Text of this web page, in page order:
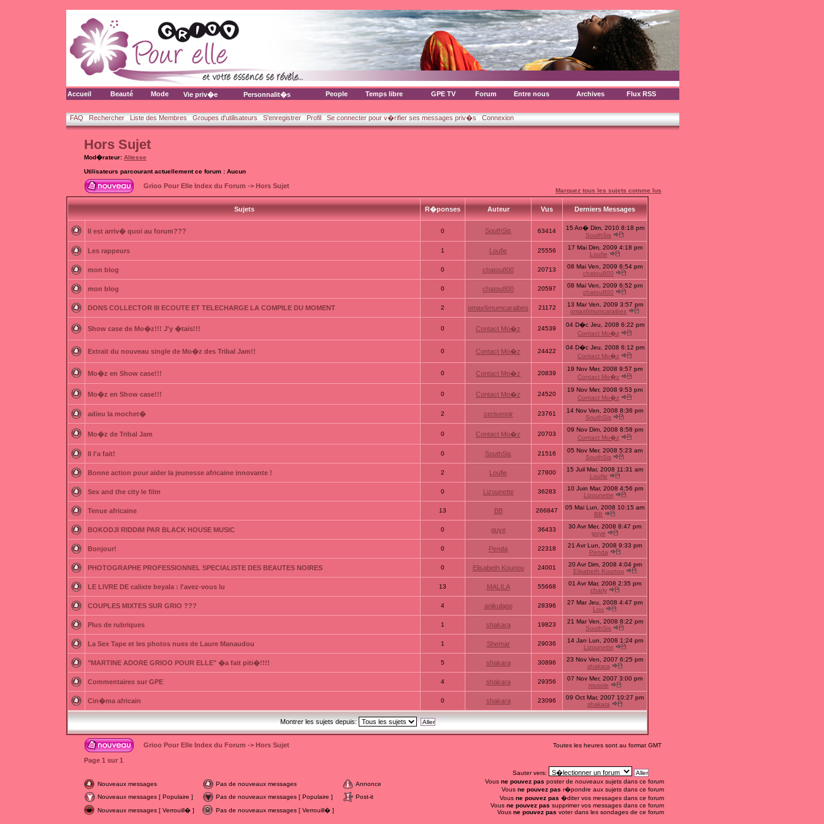
Accueil Beauté Mode Vie priv�e Personnalit�s People Temps libre GPE TV Forum Entre nous Archives Flux RSS
FAQ Rechercher Liste des Membres Groupes d'utilisateurs S'enregistrer Profil Se connecter pour v�rifier ses messages priv�s Connexion
Hors Sujet
Mod�rateur: Altesse
Utilisateurs parcourant actuellement ce forum : Aucun
Grioo Pour Elle Index du Forum -> Hors Sujet
Marquez tous les sujets comme lus
Sujets R�ponses Auteur Vus Derniers Messages
Il est arriv� quoi au forum??? 0 SouthSis 63414
15 Ao� Dim, 2010 8:18 pm
SouthSis
Les rappeurs 1 Loufie 25556
17 Mai Dim, 2009 4:18 pm
Loufie
mon blog 0 chatou800 20713
08 Mai Ven, 2009 6:54 pm
chatou800
mon blog 0 chatou800 20597
08 Mai Ven, 2009 6:52 pm
chatou800
DONS COLLECTOR III ECOUTE ET TELECHARGE LA COMPILE DU MOMENT 2 omax6mumcaraibes 21172
13 Mar Ven, 2009 3:57 pm
omax6mumcaraibes
Show case de Mo�z!!! J'y �tais!!! 0 Contact Mo�z 24539
04 D�c Jeu, 2008 6:22 pm
Contact Mo�z
Extrait du nouveau single de Mo�z des Tribal Jam!! 0 Contact Mo�z 24422
04 D�c Jeu, 2008 6:12 pm
Contact Mo�z
Mo�z en Show case!!! 0 Contact Mo�z 20839
19 Nov Mer, 2008 9:57 pm
Contact Mo�z
Mo�z en Show case!!! 0 Contact Mo�z 24520
19 Nov Mer, 2008 9:53 pm
Contact Mo�z
adieu la mochet� 2 cerisenoir 23761
14 Nov Ven, 2008 8:36 pm
SouthSis
Mo�z de Tribal Jam 0 Contact Mo�z 20703
09 Nov Dim, 2008 8:58 pm
Contact Mo�z
Il l'a fait! 0 SouthSis 21516
05 Nov Mer, 2008 5:23 am
SouthSis
Bonne action pour aider la jeunesse africaine innovante ! 2 Loufie 27800
15 Juil Mar, 2008 11:31 am
Loufie
Sex and the city le film 0 Lizounette 36283
10 Juin Mar, 2008 4:56 pm
Lizounette
Tenue africaine 13 BB 266847
05 Mai Lun, 2008 10:15 am
BB
BOKODJI RIDDIM PAR BLACK HOUSE MUSIC 0 guye 36433
30 Avr Mer, 2008 8:47 pm
guye
Bonjour! 0 Penda 22318
21 Avr Lun, 2008 9:33 pm
Penda
PHOTOGRAPHE PROFESSIONNEL SPECIALISTE DES BEAUTES NOIRES 0 Elisabeth Kounou 24001
20 Avr Dim, 2008 4:04 pm
Elisabeth Kounou
LE LIVRE DE calixte beyala : l'avez-vous lu 13 MALILA 55668
01 Avr Mar, 2008 2:35 pm
charly
COUPLES MIXTES SUR GRIO ??? 4 anikulapo 28396
27 Mar Jeu, 2008 4:47 pm
Lou
Plus de rubriques 1 shakara 19823
21 Mar Ven, 2008 8:22 pm
SouthSis
La Sex Tape et les photos nues de Laure Manaudou 1 Shemar 29036
14 Jan Lun, 2008 1:24 pm
Lizounette
"MARTINE ADORE GRIOO POUR ELLE" �a fait piti�!!!! 5 shakara 30896
23 Nov Ven, 2007 6:25 pm
shakara
Commentaires sur GPE 4 shakara 29356
07 Nov Mer, 2007 3:00 pm
musole
Cin�ma africain 0 shakara 23096
09 Oct Mar, 2007 10:27 pm
shakara
Montrer les sujets depuis:
Grioo Pour Elle Index du Forum -> Hors Sujet Toutes les heures sont au format GMT
Page 1 sur 1
Sauter vers:
Nouveaux messages
Pas de nouveaux messages
Annonce
Nouveaux messages [ Populaire ]
Pas de nouveaux messages [ Populaire ]
Post-it
Nouveaux messages [ Verrouill� ]
Pas de nouveaux messages [ Verrouill� ]
Vous ne pouvez pas poster de nouveaux sujets dans ce forum
Vous ne pouvez pas r�pondre aux sujets dans ce forum
Vous ne pouvez pas �diter vos messages dans ce forum
Vous ne pouvez pas supprimer vos messages dans ce forum
Vous ne pouvez pas voter dans les sondages de ce forum